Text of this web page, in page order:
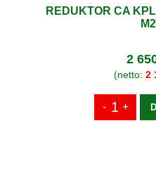
REDUKTOR CA
2
(netto: 2